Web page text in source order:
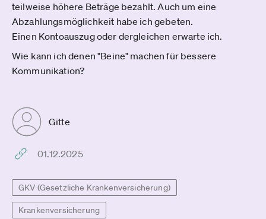
teilweise höhere Beträge bezahlt. Auch um eine
Abzahlungsmöglichkeit habe ich gebeten.
Einen Kontoauszug oder dergleichen erwarte ich.
Wie kann ich denen "Beine" machen für bessere
Kommunikation?
Gitte
01.12.2025
GKV (Gesetzliche Krankenversicherung)
Krankenversicherung